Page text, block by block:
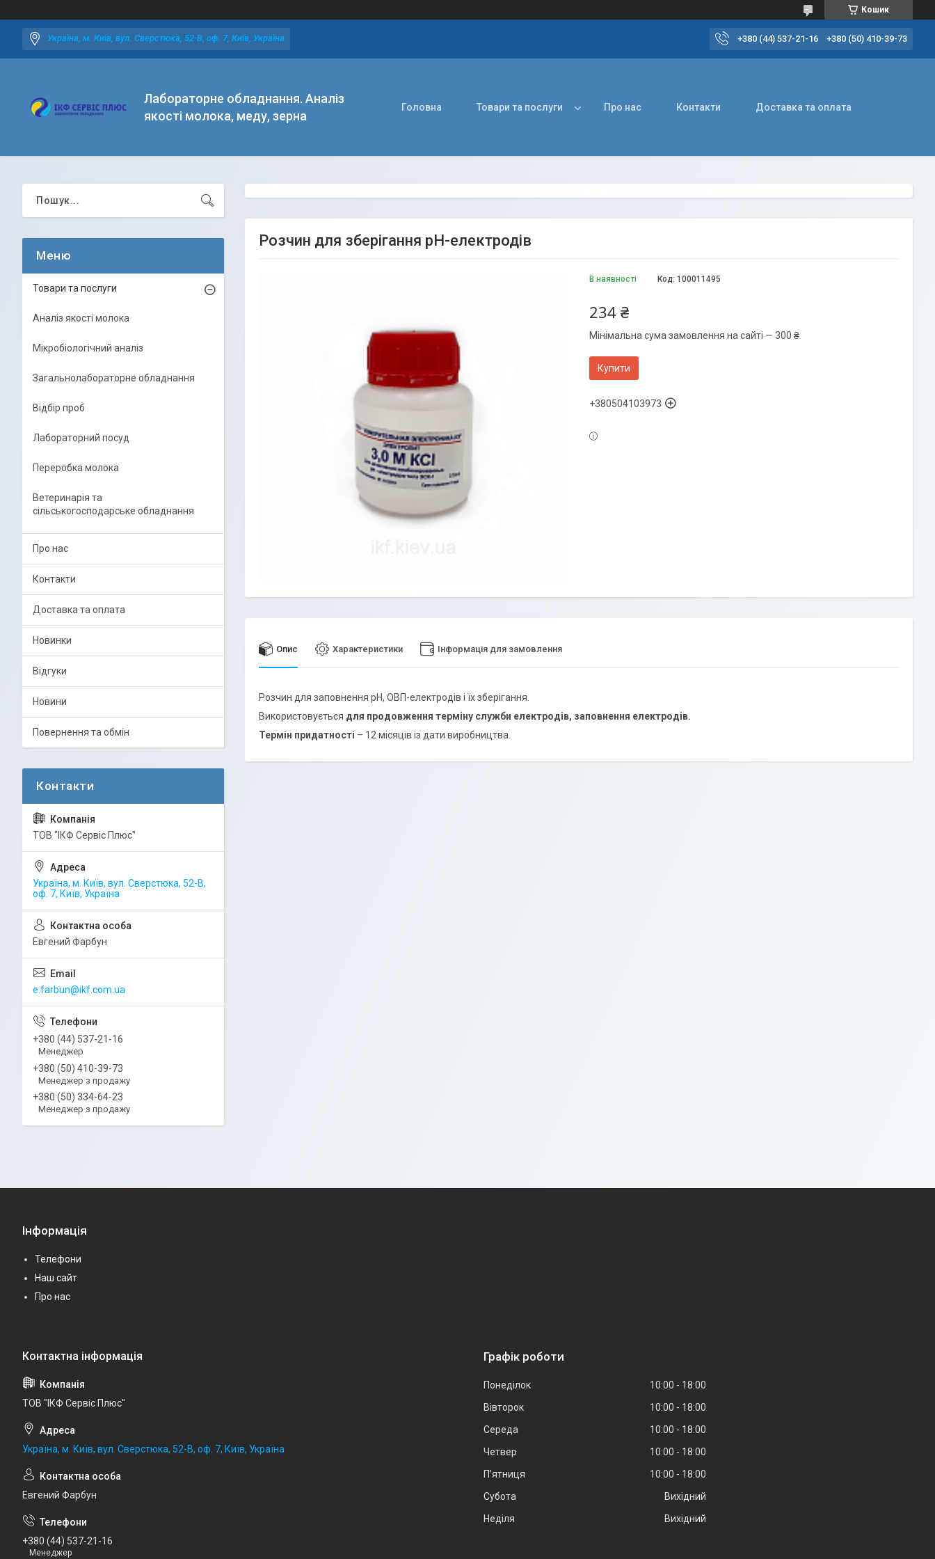
Кошик
Україна, м. Київ, вул. Сверстюка, 52-В, оф. 7, Київ, Україна +380 (44) 537-21-16 +380 (50) 410-39-73
Лабораторне обладнання. Аналіз
якості молока, меду, зерна
Головна Товари та послуги Про нас Контакти Доставка та оплата
Розчин для зберігання рН-електродів
В наявності Код: 100011495
234 ₴
Мінімальна сума замовлення на сайті — 300 ₴
Купити
+380504103973
Опис Характеристики Інформація для замовлення
Розчин для заповнення рН, ОВП-електродів і їх зберігання.
Використовується для продовження терміну служби електродів, заповнення електродів.
Термін придатності – 12 місяців із дати виробництва.
Товари та послуги
Аналіз якості молока
Мікробіологічний аналіз
Загальнолабораторне обладнання
Відбір проб
Лабораторний посуд
Переробка молока
Ветеринарія та
сільськогосподарське обладнання
Про нас
Контакти
Доставка та оплата
Новинки
Відгуки
Новини
Повернення та обмін
ТОВ "ІКФ Сервіс Плюс"
Україна, м. Київ, вул. Сверстюка, 52-В,
оф. 7, Київ, Україна
Евгений Фарбун
e.farbun@ikf.com.ua
+380 (44) 537-21-16
Менеджер
+380 (50) 410-39-73
Менеджер з продажу
+380 (50) 334-64-23
Менеджер з продажу
Інформація
Телефони
Наш сайт
Про нас
ТОВ "ІКФ Сервіс Плюс"
Україна, м. Київ, вул. Сверстюка, 52-В, оф. 7, Київ, Україна
Евгений Фарбун
+380 (44) 537-21-16
Менеджер
Графік роботи
Понеділок 10:00
18:00
Вівторок
10:00
18:00
Середа
10:00
18:00
Четвер
10:00
18:00
Пʼятниця
10:00
18:00
Субота
Вихідний
Неділя
Вихідний